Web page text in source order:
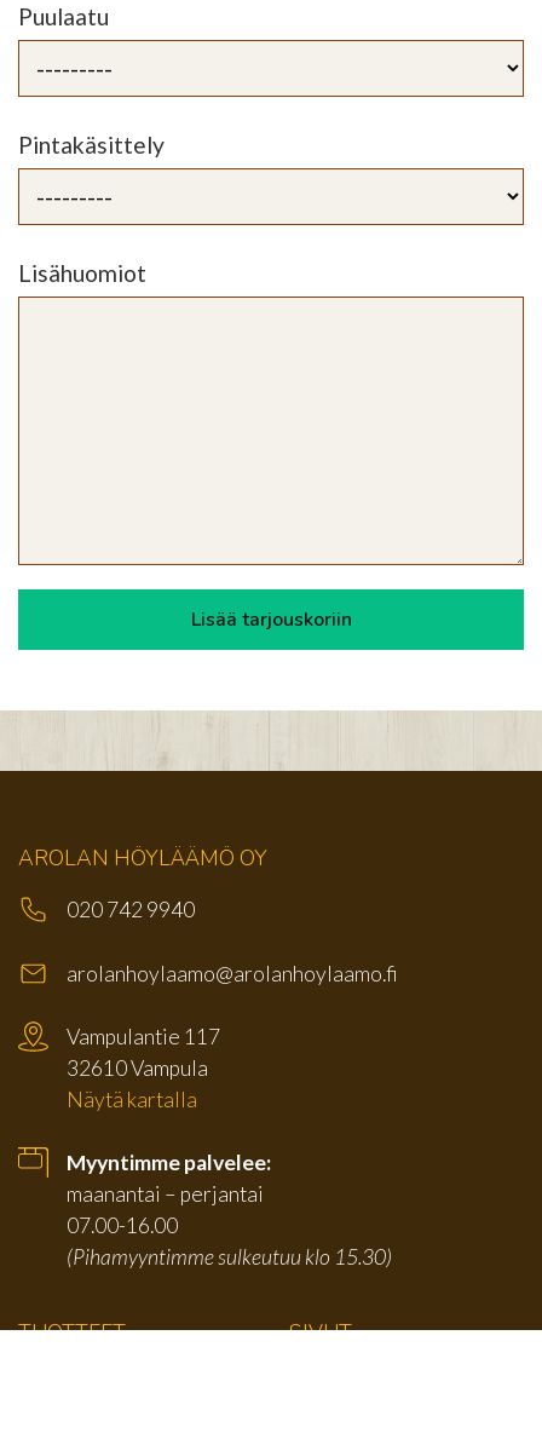
Puulaatu
Pintakäsittely
Lisähuomiot
AROLAN HÖYLÄÄMÖ OY
020 742 9940
arolanhoylaamo@arolanhoylaamo.fi
Vampulantie 117
32610 Vampula
Näytä kartalla
Myyntimme palvelee:
maanantai – perjantai
07.00-16.00
(Pihamyyntimme sulkeutuu klo 15.30)
TUOTTEET SIVUT